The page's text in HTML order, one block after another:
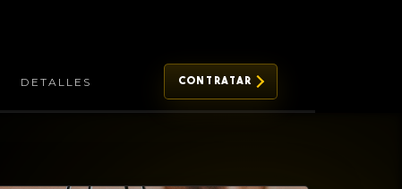
DETALLES CONTRATAR